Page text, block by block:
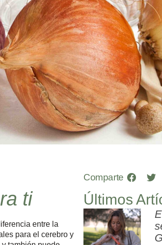
ti
entre la
para el cerebro y
Comparte
Últimos